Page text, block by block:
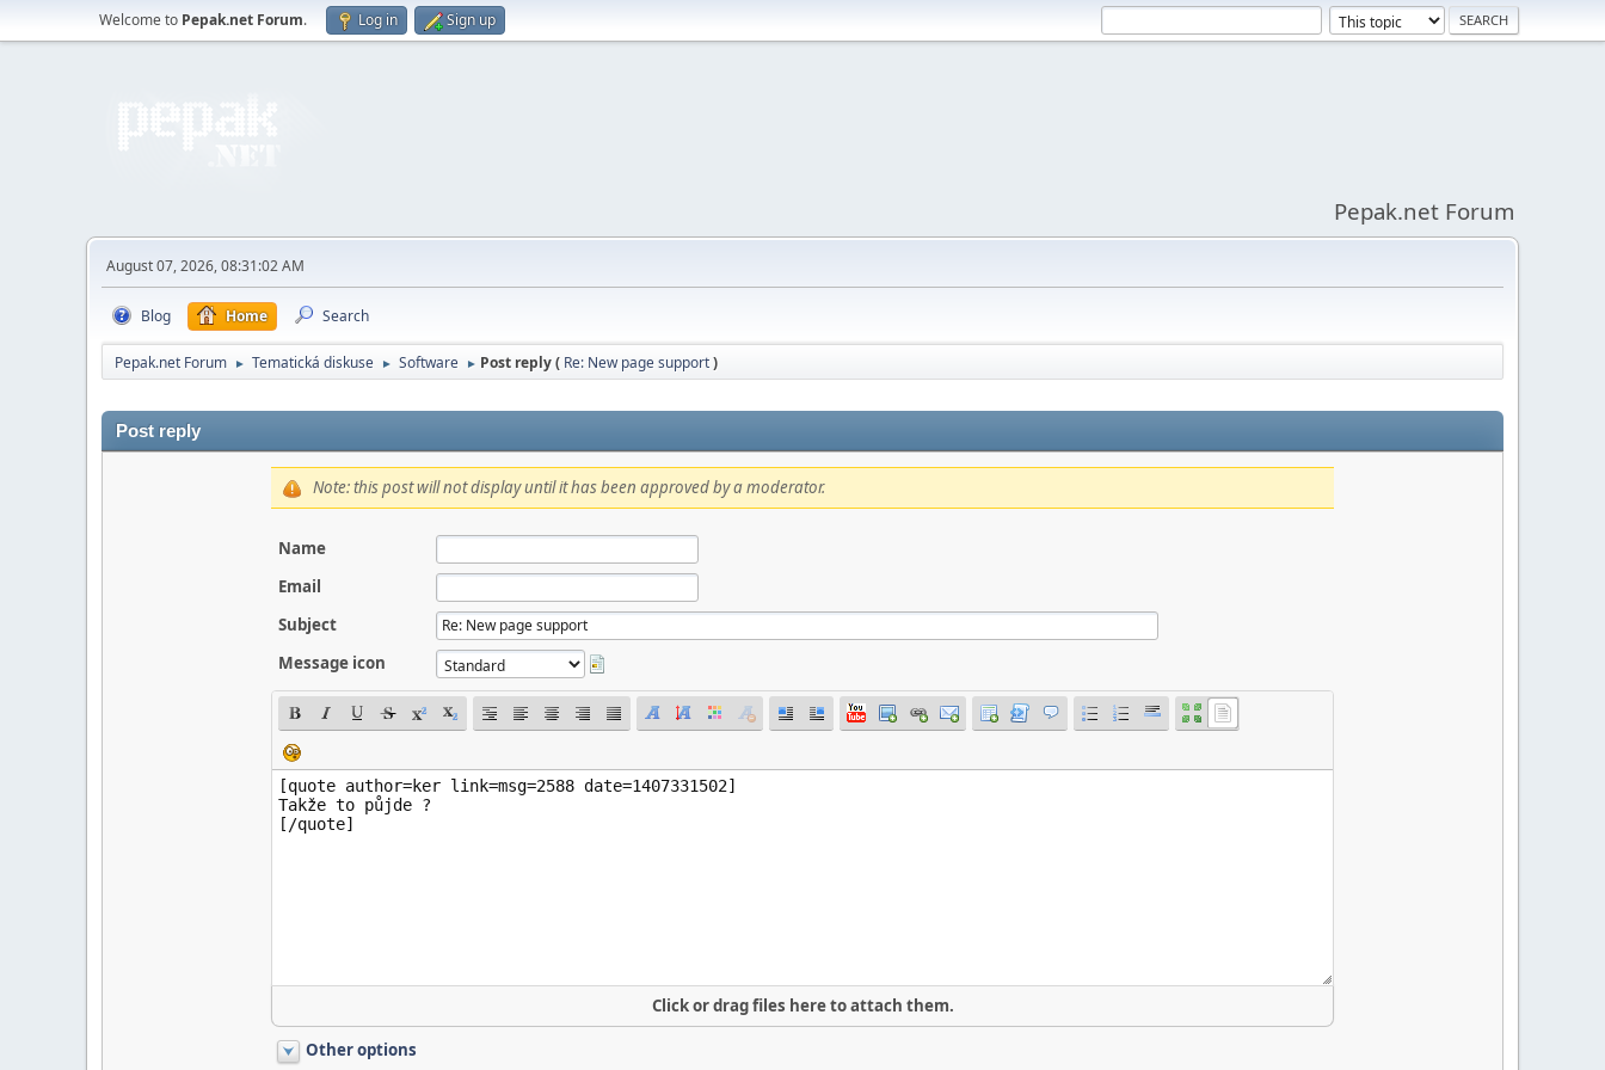
Welcome to Pepak.net Forum. Log in Sign up
Pepak.net Forum
August 07, 2026, 08:31:02 AM
Blog Home Search
Pepak.net Forum ► Tematická diskuse ► Software ► Post reply ( Re: New page support)
Post reply
Note: this post will not display until it has been approved by a moderator.
Name
Email
Subject
Message icon
Click or drag files here to attach them.
Other options